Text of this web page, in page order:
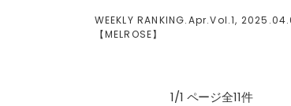
WEEKLY RANKING.Apr.Vol.1,
【MELROSE】
1/1 ページ全11件